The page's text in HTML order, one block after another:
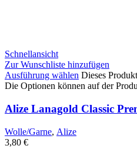
Schnellansicht
Zur Wunschliste hinzufügen
Ausführung wählen Dieses
Die Optionen können auf der
Alize Lanagold Classic
Wolle/Garne, Alize
3,80 €